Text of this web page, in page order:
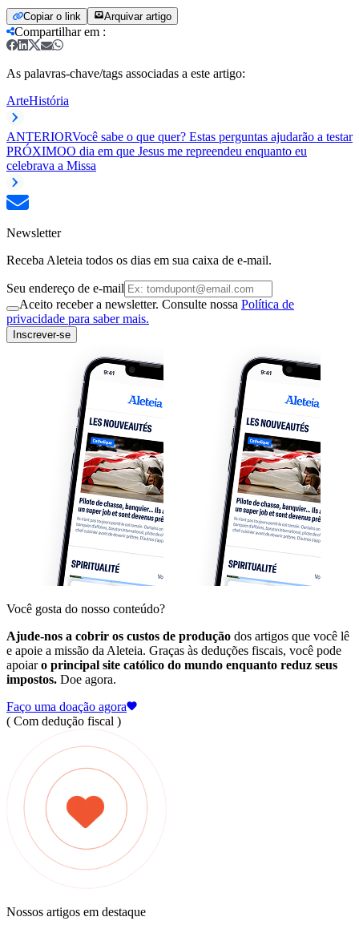
Copiar o link Arquivar artigo
Compartilhar em :
As palavras-chave/tags associadas a este artigo:
ArteHistória
ANTERIORVocê sabe o que quer? Estas perguntas ajudarão a testar
PRÓXIMOO dia em que Jesus me repreendeu enquanto eu
celebrava a Missa
Newsletter
Receba Aleteia todos os dias em sua caixa de e-mail.
Seu endereço de e-mail
Aceito receber a newsletter. Consulte nossa Política de
privacidade para saber mais.
Inscrever-se
Você gosta do nosso conteúdo?
Ajude-nos a cobrir os custos de produção dos artigos que você lê
e apoie a missão da Aleteia. Graças às deduções fiscais, você pode
apoiaro principal site católico do mundo enquanto reduz seus
impostos. Doe agora.
Faço uma doação agora
( Com dedução fiscal )
Nossos artigos em destaque